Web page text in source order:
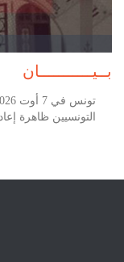
بــيـــــــــــان
التونسيين ظاهرة